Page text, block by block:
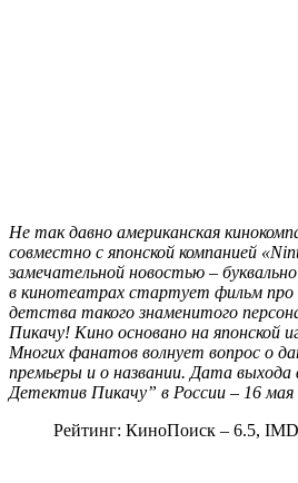
Не так давно американская
совместно с японской компанией
замечательной новостью – буквально
в кинотеатрах стартует фильм про
детства такого знаменитого
Пикачу! Кино основано на японской
Многих фанатов волнует вопрос о
премьеры и о названии. Дата
Детектив Пикачу” в России – 16 мая
Рейтинг: КиноПоиск – 6.5,